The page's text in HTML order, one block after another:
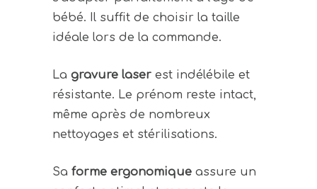
bébé. Il suffit de choisir la taille
idéale lors de la commande.
La gravure laser est indélébile et
résistante. Le prénom reste intact,
même après de nombreux
nettoyages et stérilisations.
Sa forme ergonomique assure un